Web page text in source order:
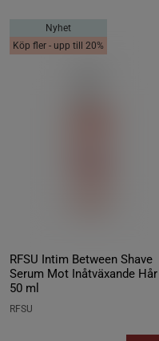
Nyhet
Köp fler - upp till 20%
RFSU Intim Between Shave
Serum Mot Inåtväxande Hår
50 ml
RFSU